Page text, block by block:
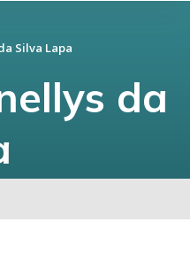
Silva Lapa
da